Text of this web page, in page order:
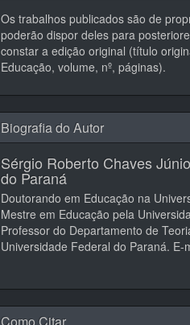
Os trabalhos publicados são de
poderão dispor deles para
constar a edição original (título
Educação, volume, nº, páginas).
Biografia do Autor
Sérgio Roberto Chaves
do Paraná
Doutorando em Educação na
Mestre em Educação pela
Professor do Departamento de
Universidade Federal do Paraná.